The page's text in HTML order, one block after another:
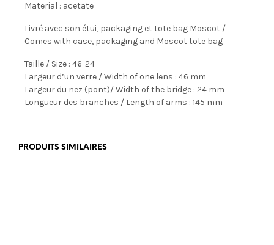
Material : acetate
Livré avec son étui, packaging et tote bag Moscot /
Comes with case, packaging and Moscot tote bag
Taille / Size : 46-24
Largeur d’un verre / Width of one lens : 46 mm
Largeur du nez (pont)/ Width of the bridge : 24 mm
Longueur des branches / Length of arms : 145 mm
PRODUITS SIMILAIRES